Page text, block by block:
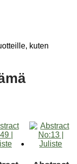
kuten